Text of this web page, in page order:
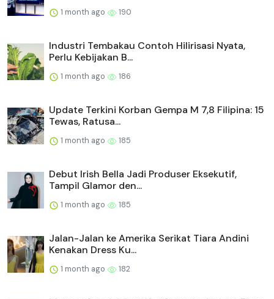
1 month ago 190
Industri Tembakau Contoh Hilirisasi Nyata,
Perlu Kebijakan B...
1 month ago 186
Update Terkini Korban Gempa M 7,8 Filipina: 15
Tewas, Ratusa...
1 month ago 185
Debut Irish Bella Jadi Produser Eksekutif,
Tampil Glamor den...
1 month ago 185
Jalan-Jalan ke Amerika Serikat Tiara Andini
Kenakan Dress Ku...
1 month ago 182